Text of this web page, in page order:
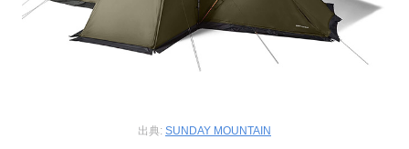
出典: SUNDAY MOUNTAIN